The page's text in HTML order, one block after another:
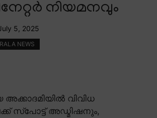
നിയമനവും
5, 2025
NEWS
അക്കാദമിയിൽ വിവിധ
സ്പോട്ട് അഡ്മിഷനും,